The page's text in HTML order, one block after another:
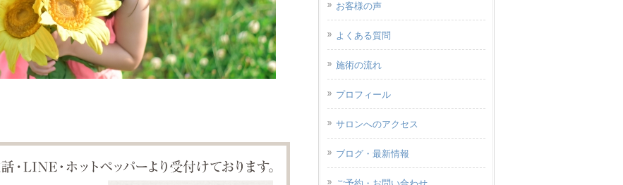
お客様の声
よくある質問
施術の流れ
プロフィール
サロンへのアクセス
ブログ・最新情報